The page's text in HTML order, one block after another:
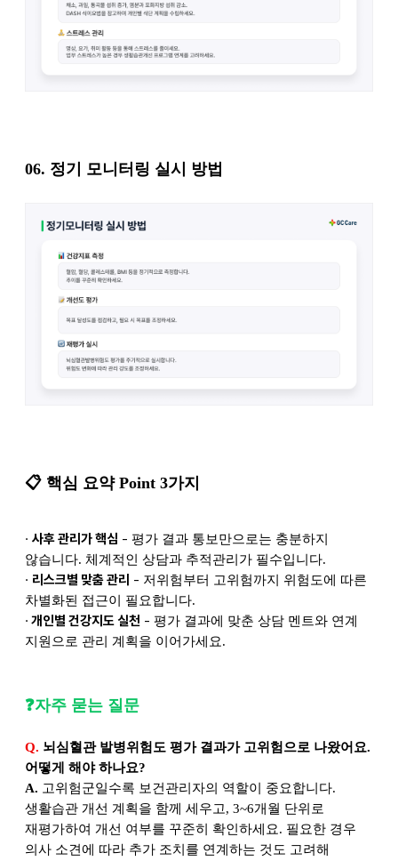
06. 정기 모니터링 실시 방법
📋 핵심 요약 Point 3가지
· 사후 관리가 핵심 - 평가 결과 통보만으로는 충분하지
않습니다. 체계적인 상담과 추적관리가 필수입니다.
· 리스크별 맞춤 관리 - 저위험부터 고위험까지 위험도에 따른
차별화된 접근이 필요합니다.
· 개인별 건강지도 실천 - 평가 결과에 맞춘 상담 멘트와 연계
지원으로 관리 계획을 이어가세요.
❓자주 묻는 질문
Q. 뇌심혈관 발병위험도 평가 결과가 고위험으로 나왔어요.
어떻게 해야 하나요?
A. 고위험군일수록 보건관리자의 역할이 중요합니다.
생활습관 개선 계획을 함께 세우고, 3~6개월 단위로
재평가하여 개선 여부를 꾸준히 확인하세요. 필요한 경우
의사 소견에 따라 추가 조치를 연계하는 것도 고려해